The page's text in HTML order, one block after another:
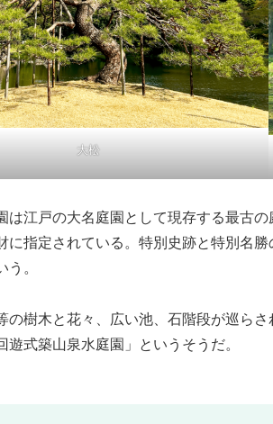
大松
江戸の大名庭園として現存する最古
に指定されている。特別史跡と特別名
う。
樹木と花々、広い池、石階段が巡ら
遊式築山泉水庭園」というそうだ。